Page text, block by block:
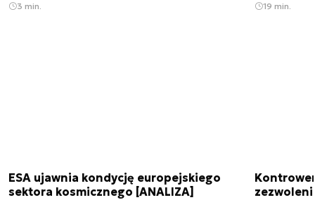
3 min. 19 min.
ESA ujawnia kondycję europejskiego
sektora kosmicznego [ANALIZA]